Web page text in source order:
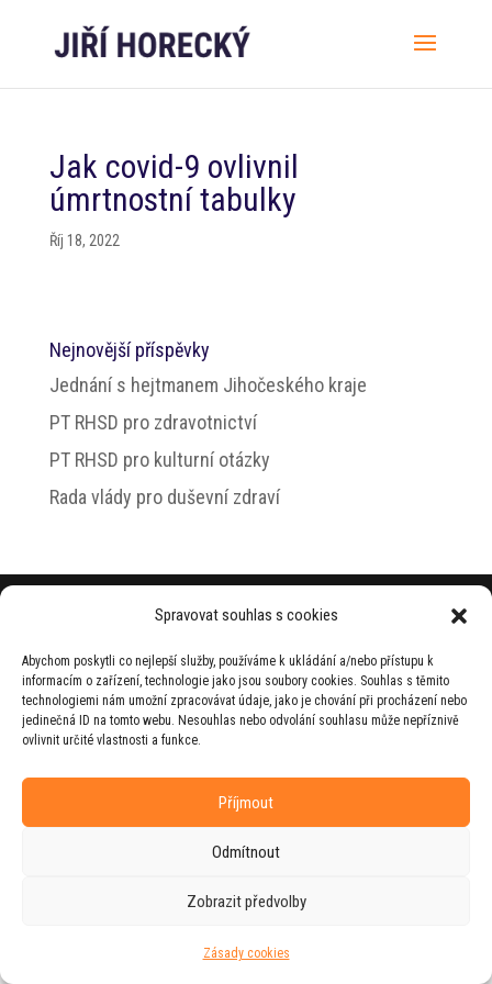
Spravovat souhlas s cookies
Abychom poskytli co nejlepší služby, používáme k ukládání a/nebo přístupu k
informacím o zařízení, technologie jako jsou soubory cookies. Souhlas s těmito
technologiemi nám umožní zpracovávat údaje, jako je chování při procházení nebo
jedinečná ID na tomto webu. Nesouhlas nebo odvolání souhlasu může nepříznivě
ovlivnit určité vlastnosti a funkce.
Příjmout
Odmítnout
Zobrazit předvolby
Zásady cookies
Jak covid-9 ovlivnil
úmrtnostní tabulky
Říj 18, 2022
Nejnovější příspěvky
Jednání s hejtmanem Jihočeského kraje
PT RHSD pro zdravotnictví
PT RHSD pro kulturní otázky
Rada vlády pro duševní zdraví
© 2026 Jiří Horecký – Osobní stránky Jiřího
Web vytvořila firmaRUDIve spolupráci s
agenturouZEST BRAND.